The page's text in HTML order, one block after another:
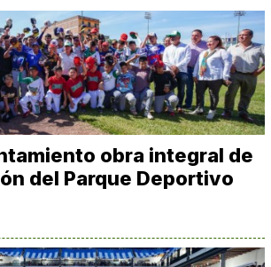
obra integral de
del Parque Deportivo